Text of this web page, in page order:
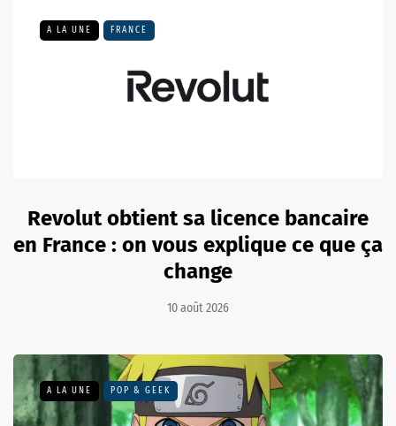
A LA UNE FRANCE
Revolut obtient sa licence bancaire
en France : on vous explique ce que ça
change
10 août 2026
A LA UNE POP & GEEK